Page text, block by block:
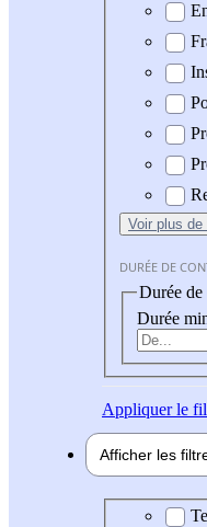
Voir plus de
DURÉE DE
Durée de
Durée
Appliquerle
Afficher les
Durée